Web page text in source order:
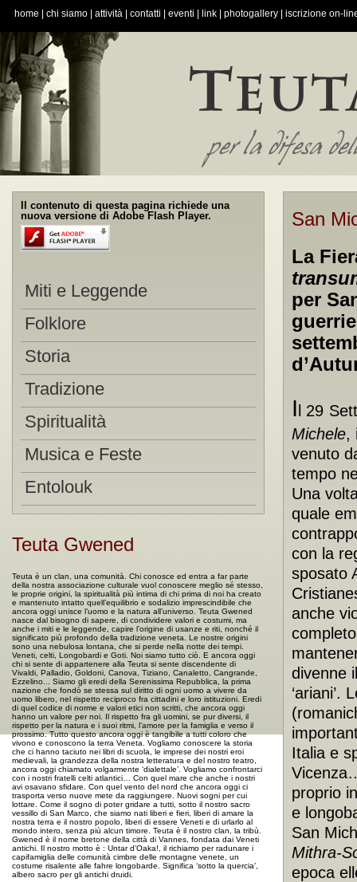
home chi siamo attività contatti eventi link photogallery iscrizione on-
Il contenuto di questa pagina richiede una
nuova versione di Adobe Flash Player.
Miti e Leggende
Folklore
Storia
Tradizione
Spiritualità
Musica e Feste
Entolouk
Teuta Gwened
Teuta è un clan, una comunità. Chi conosce ed entra a far parte
della nostra associazione culturale vuol conoscere meglio sé stesso,
le proprie origini, la spiritualità più intima di chi prima di noi ha creato
e mantenuto intatto quell’equilibrio e sodalizio imprescindibile che
ancora oggi unisce l’uomo e la natura all’universo. Teuta Gwened
nasce dal bisogno di sapere, di condividere valori e costumi, ma
anche i miti e le leggende, capire l’origine di usanze e riti, nonché il
significato più profondo della tradizione veneta. Le nostre origini
sono una nebulosa lontana, che si perde nella notte dei tempi.
Veneti, celti, Longobardi e Goti. Noi siamo tutto ciò. E ancora oggi
chi si sente di appartenere alla Teuta si sente discendente di
Vivaldi, Palladio, Goldoni, Canova, Tiziano, Canaletto, Cangrande,
Ezzelino... Siamo gli eredi della Serenissima Repubblica, la prima
nazione che fondò se stessa sul diritto di ogni uomo a vivere da
uomo libero, nel rispetto reciproco fra cittadini e loro istituzioni. Eredi
di quel codice di norme e valori etici non scritti, che ancora oggi
hanno un valore per noi. Il rispetto fra gli uomini, se pur diversi, il
rispetto per la natura e i suoi ritmi, l’amore per la famiglia e verso il
prossimo. Tutto questo ancora oggi è tangibile a tutti coloro che
vivono e conoscono la terra Veneta. Vogliamo conoscere la storia
che ci hanno taciuto nei libri di scuola, le imprese dei nostri eroi
medievali, la grandezza della nostra letteratura e del nostro teatro,
ancora oggi chiamato volgarmente ‘dialettale’. Vogliamo confrontarci
con i nostri fratelli celti atlantici… Con quel mare che anche i nostri
avi osavano sfidare. Con quel vento del nord che ancora oggi ci
trasporta verso nuove mete da raggiungere. Nuovi sogni per cui
lottare. Come il sogno di poter gridare a tutti, sotto il nostro sacro
vessillo di San Marco, che siamo nati liberi e fieri, liberi di amare la
nostra terra e il nostro popolo, liberi di essere Veneti e di urlarlo al
mondo intero, senza più alcun timore. Teuta è il nostro clan, la tribù.
Gwened è il nome bretone della città di Vannes, fondata dai Veneti
antichi. Il nostro motto è : Untar d’Oaka!, il richiamo per radunare i
capifamiglia delle comunità cimbre delle montagne venete, un
costume risalente alle fahre longobarde. Significa ‘sotto la quercia’,
albero sacro per gli antichi druidi.
San
La
per
I 29
Michele,
venuto
tempo
Una
quale
con la
sposato
anche
divenne
‘ariani’.
Italia e
proprio
e
San
Mithra-
epoca